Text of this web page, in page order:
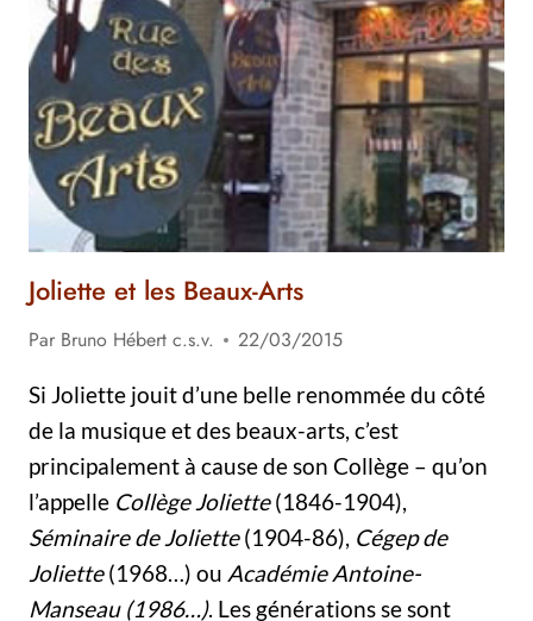
Y
ALEGRIA
(PÉROU)
Joliette et les Beaux-Arts
Par Bruno Hébert c.s.v.
22/03/2015
Si Joliette jouit d’une belle renommée du côté
de la musique et des beaux-arts, c’est
principalement à cause de son Collège – qu’on
l’appelle Collège Joliette(1846-1904),
Séminaire de Joliette(1904-86), Cégep de
Joliette(1968…) ou Académie Antoine-
Manseau (1986…). Les générations se sont